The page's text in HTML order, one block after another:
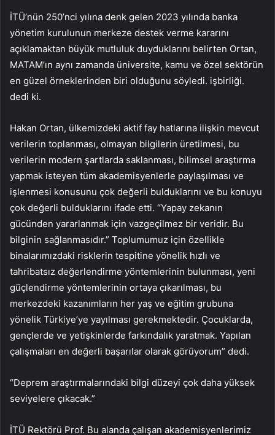
İTÜ’nün 250’nci yılına denk gelen 2023 yılında banka
yönetim kurulunun merkeze destek verme kararını
açıklamaktan büyük mutluluk duyduklarını belirten Ortan,
MATAM’ın aynı zamanda üniversite, kamu ve özel sektörün
en güzel örneklerinden biri olduğunu söyledi. işbirliği.
dedi ki.
Hakan Ortan, ülkemizdeki aktif fay hatlarına ilişkin mevcut
verilerin toplanması, olmayan bilgilerin üretilmesi, bu
verilerin modern şartlarda saklanması, bilimsel araştırma
yapmak isteyen tüm akademisyenlerle paylaşılması ve
işlenmesi konusunu çok değerli bulduklarını ve bu konuyu
çok değerli bulduklarını ifade etti. “Yapay zekanın
gücünden yararlanmak için vazgeçilmez bir veridir. Bu
bilginin sağlanmasıdır.” Toplumumuz için özellikle
binalarımızdaki risklerin tespitine yönelik hızlı ve
tahribatsız değerlendirme yöntemlerinin bulunması, yeni
güçlendirme yöntemlerinin ortaya çıkarılması, bu
merkezdeki kazanımların her yaş ve eğitim grubuna
yönelik Türkiye’ye yayılması gerekmektedir. Çocuklarda,
gençlerde ve yetişkinlerde farkındalık yaratmak. Yapılan
çalışmaları en değerli başarılar olarak görüyorum” dedi.
“Deprem araştırmalarındaki bilgi düzeyi çok daha yüksek
seviyelere çıkacak.”
İTÜ Rektörü Prof. Bu alanda çalışan akademisyenlerimiz